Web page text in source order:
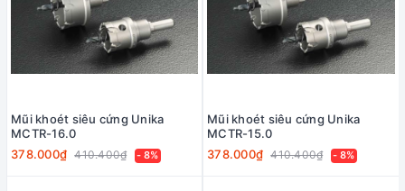
Mũi khoét siêu cứng Unika
MCTR-16.0
378.000₫ 410.400₫ - 8%
Mũi khoét siêu cứng Unika
MCTR-15.0
378.000₫ 410.400₫ - 8%